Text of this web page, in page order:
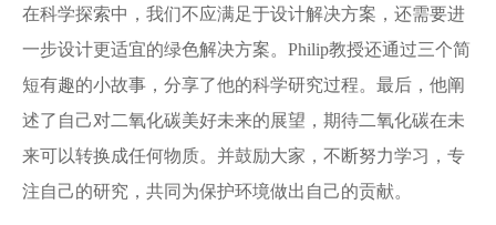
在科学探索中，我们不应满足于设计解决方案，还需要进
一步设计更适宜的绿色解决方案。Philip教授还通过三个简
短有趣的小故事，分享了他的科学研究过程。最后，他阐
述了自己对二氧化碳美好未来的展望，期待二氧化碳在未
来可以转换成任何物质。并鼓励大家，不断努力学习，专
注自己的研究，共同为保护环境做出自己的贡献。